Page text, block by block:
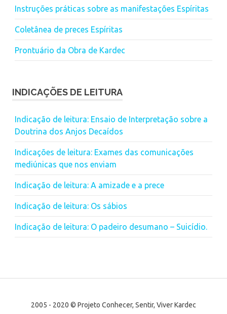
Instruções práticas sobre as manifestações Espíritas
Coletânea de preces Espíritas
Prontuário da Obra de Kardec
INDICAÇÕES DE LEITURA
Indicação de leitura: Ensaio de Interpretação sobre a
Doutrina dos Anjos Decaídos
Indicações de leitura: Exames das comunicações
mediúnicas que nos enviam
Indicação de leitura: A amizade e a prece
Indicação de leitura: Os sábios
Indicação de leitura: O padeiro desumano – Suicídio.
2005 - 2020 © Projeto Conhecer, Sentir, Viver Kardec